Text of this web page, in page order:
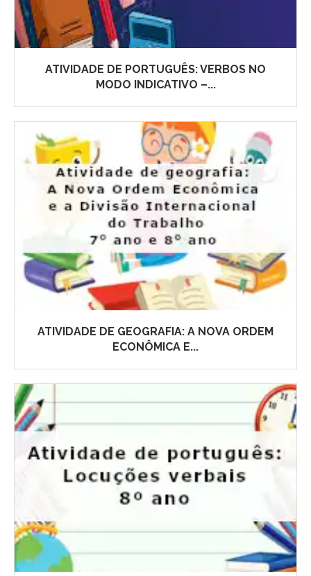
ATIVIDADE DE PORTUGUÊS: VERBOS NO
MODO INDICATIVO –...
ATIVIDADE DE GEOGRAFIA: A NOVA ORDEM
ECONÔMICA E...